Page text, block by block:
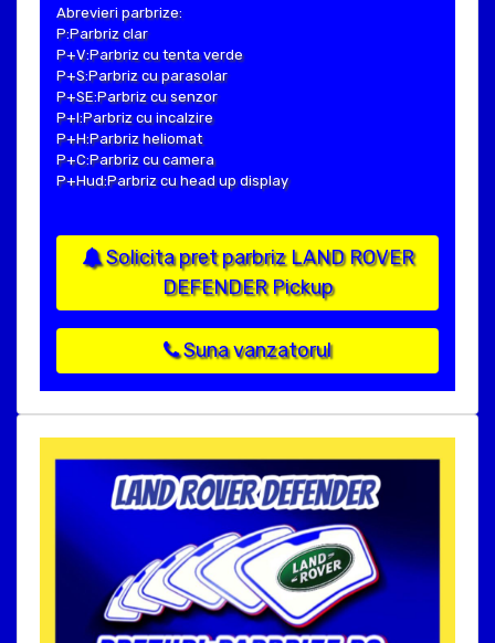
Abrevieri parbrize:
P:Parbriz clar
P+V:Parbriz cu tenta verde
P+S:Parbriz cu parasolar
P+SE:Parbriz cu senzor
P+I:Parbriz cu incalzire
P+H:Parbriz heliomat
P+C:Parbriz cu camera
P+Hud:Parbriz cu head up display
Solicita pret parbriz LAND ROVER
DEFENDER Pickup
Suna vanzatorul